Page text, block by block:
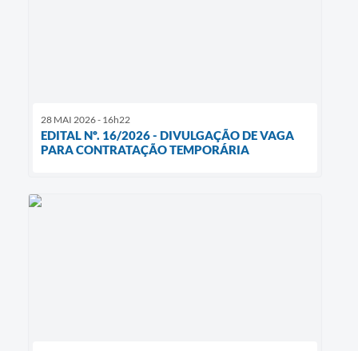
28 MAI 2026 - 16h22
EDITAL Nº. 16/2026 - DIVULGAÇÃO DE VAGA
PARA CONTRATAÇÃO TEMPORÁRIA